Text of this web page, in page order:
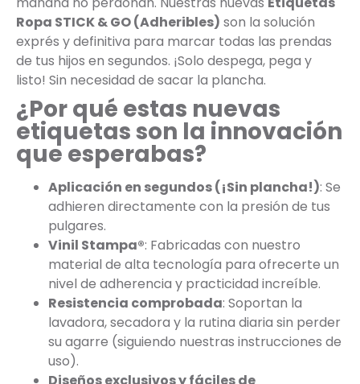
Ropa STICK & GO (Adheribles) son la solución
exprés y definitiva para marcar todas las prendas
de tus hijos en segundos. ¡Solo despega, pega y
listo! Sin necesidad de sacar la plancha.
¿Por qué estas nuevas
etiquetas son la innovación
que esperabas?
Aplicación en segundos (¡Sin plancha!): Se
adhieren directamente con la presión de tus
pulgares.
Vinil Stampa®: Fabricadas con nuestro
material de alta tecnología para ofrecerte un
nivel de adherencia y practicidad increíble.
Resistencia comprobada: Soportan la
lavadora, secadora y la rutina diaria sin perder
su agarre (siguiendo nuestras instrucciones de
uso).